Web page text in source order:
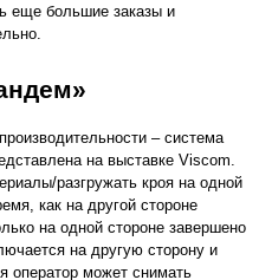
еще большие заказы и
– система
на выставке Viscom.
разгружать кроя на одной
как на другой стороне
на одной стороне завершено
на другую сторону и
оператор может снимать